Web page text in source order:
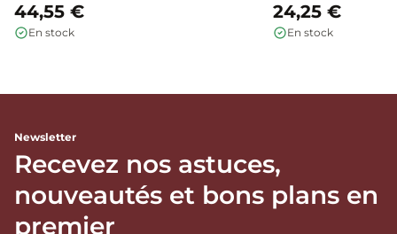
44,55 €
En stock
24,25 €
En stock
Newsletter
Recevez nos astuces,
nouveautés et bons plans en
premier